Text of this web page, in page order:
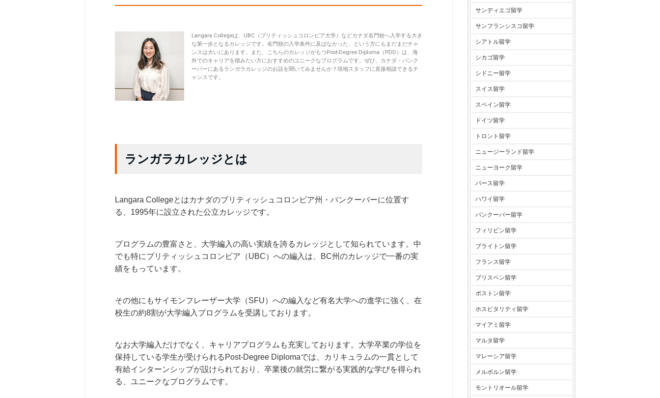
Langara Collegeは、UBC（ブリティッシュコロンビア大学）などカナダ名門校へ入学する大き
な第一歩となるカレッジです。名門校の入学条件に及ばなかった、という方にもまだまだチャ
ンスは大いにあります。また、こちらのカレッジがもつPost-Degree Diploma（PDD）は、海
外でのキャリアを積みたい方におすすめのユニークなプログラムです。ぜひ、カナダ・バンク
ーバーにあるランガラカレッジのお話を聞いてみませんか？現地スタッフに直接相談できるチ
ャンスです。
ランガラカレッジとは
Langara Collegeとはカナダのブリティッシュコロンビア州・バンクーバーに位置す
る、1995年に設立された公立カレッジです。
プログラムの豊富さと、大学編入の高い実績を誇るカレッジとして知られています。中
でも特にブリティッシュコロンビア（UBC）への編入は、BC州のカレッジで一番の実
績をもっています。
その他にもサイモンフレーザー大学（SFU）への編入など有名大学への進学に強く、在
校生の約8割が大学編入プログラムを受講しております。
なお大学編入だけでなく、キャリアプログラムも充実しております。大学卒業の学位を
保持している学生が受けられるPost-Degree Diplomaでは、カリキュラムの一貫として
有給インターンシップが設けられており、卒業後の就労に繋がる実践的な学びを得られ
る、ユニークなプログラムです。
サンディエゴ留学
サンフランシスコ留学
シアトル留学
シカゴ留学
シドニー留学
スイス留学
スペイン留学
ドイツ留学
トロント留学
ニュージーランド留学
ニューヨーク留学
パース留学
ハワイ留学
バンクーバー留学
フィリピン留学
ブライトン留学
フランス留学
ブリスベン留学
ボストン留学
ホスピタリティ留学
マイアミ留学
マルタ留学
マレーシア留学
メルボルン留学
モントリオール留学